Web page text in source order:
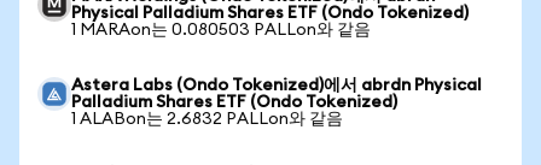
Physical Palladium Shares ETF (Ondo Tokenized)
1 MARAon는 0.080503 PALLon와 같음
Astera Labs (Ondo Tokenized)에서 abrdn Physical
Palladium Shares ETF (Ondo Tokenized)
1 ALABon는 2.6832 PALLon와 같음